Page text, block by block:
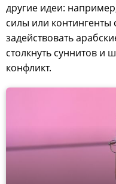
другие идеи:
силы или контингенты
задействовать
столкнуть суннитов и
конфликт.